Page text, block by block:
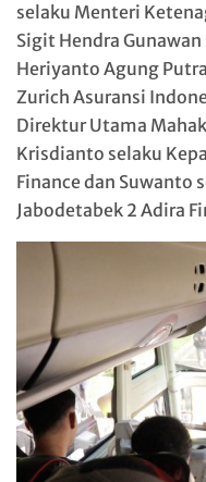
selaku Menteri
Sigit Hendra
Heriyanto Agung
Zurich Asuransi
Direktur Utama
Krisdianto selaku
Finance dan Suwanto
Jabodetabek 2 Adira